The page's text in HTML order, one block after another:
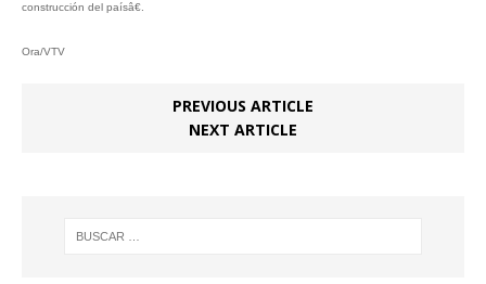
construcción del paísâ€.
Ora/VTV
PREVIOUS ARTICLE
NEXT ARTICLE